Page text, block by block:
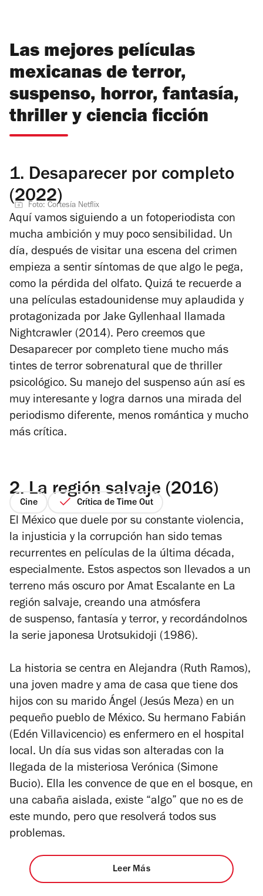
Las mejores películas
mexicanas de terror,
suspenso, horror, fantasía,
thriller y ciencia ficción
1. Desaparecer por completo
(2022)
Foto: Cortesía Netflix
Aquí vamos siguiendo a un fotoperiodista con
mucha ambición y muy poco sensibilidad. Un
día, después de visitar una escena del crimen
empieza a sentir síntomas de que algo le pega,
como la pérdida del olfato. Quizá te recuerde a
una películas estadounidense muy aplaudida y
protagonizada por Jake Gyllenhaal llamada
Nightcrawler (2014). Pero creemos que
Desaparecer por completo tiene mucho más
tintes de terror sobrenatural que de thriller
psicológico. Su manejo del suspenso aún así es
muy interesante y logra darnos una mirada del
periodismo diferente, menos romántica y mucho
más crítica.
2. La región salvaje (2016)
Cine Crítica de Time Out
El México que duele por su constante violencia,
la injusticia y la corrupción han sido temas
recurrentes en películas de la última década,
especialmente. Estos aspectos son llevados a un
terreno más oscuro por Amat Escalante en La
región salvaje, creando una atmósfera
de suspenso, fantasía y terror, y recordándolnos
la serie japonesa Urotsukidoji (1986).
La historia se centra en Alejandra (Ruth Ramos),
una joven madre y ama de casa que tiene dos
hijos con su marido Ángel (Jesús Meza) en un
pequeño pueblo de México. Su hermano Fabián
(Edén Villavicencio) es enfermero en el hospital
local. Un día sus vidas son alteradas con la
llegada de la misteriosa Verónica (Simone
Bucio). Ella les convence de que en el bosque, en
una cabaña aislada, existe “algo” que no es de
este mundo, pero que resolverá todos sus
problemas.
Leer Más